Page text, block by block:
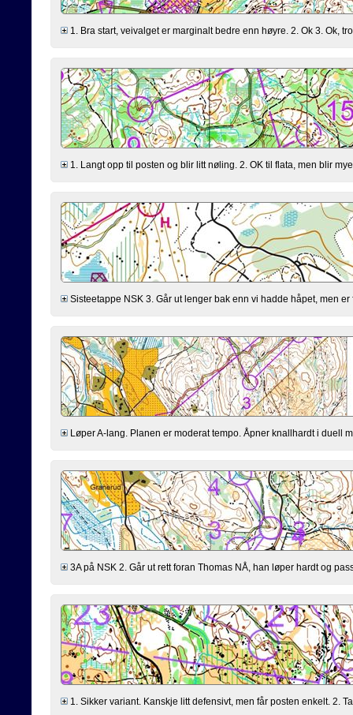
1. Bra start, veivalget er marginalt bedre enn høyre. 2. Ok 3. Ok,
1. Langt opp til posten og blir litt nøling. 2. OK til flata, men blir
Sisteetappe NSK 3. Går ut lenger bak enn vi hadde håpet, men
Løper A-lang. Planen er moderat tempo. Åpner knallhardt i duell
3A på NSK 2. Går ut rett foran Thomas NÅ, han løper hardt og
1. Sikker variant. Kanskje litt defensivt, men får posten enkelt. 2.